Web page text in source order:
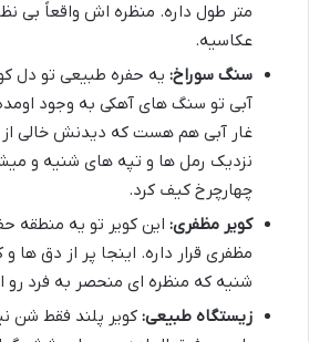
متر طول داره. منظره اش واقعاً بی
عکاسیه.
سنگ سوراخ: یه حفره طبیعی تو دل
آبی تو سنگ های آهکی به وجود
غار آبی هم هست که دیدنش خالی
نزدیک رمل ها و تپه های شنیه و
چهارچرخ کیف کرد.
کویر مظفری: این کویر تو یه منطقه
مظفری قرار داره. اینجا پر از دق
شنیه که منظره ای منحصر به فرد رو
زیستگاه طبیعی: کویر پلند فقط شن